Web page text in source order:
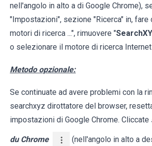
nell'angolo in alto a di Google Chrome),
"Impostazioni", sezione "Ricerca" in, fare
motori di ricerca ...", rimuovere "
o selezionare il motore di ricerca
Metodo opzionale:
Se continuate ad avere problemi con la
searchxyz dirottatore del browser,
impostazioni di Google Chrome. Cliccate
du Chrome (nell'angolo in alto a